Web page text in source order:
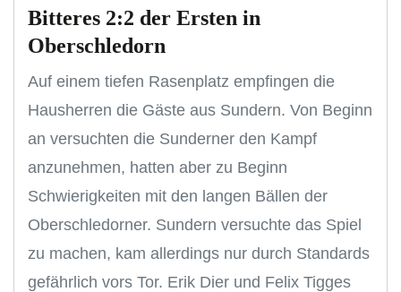
Bitteres 2:2 der Ersten in
Oberschledorn
Auf einem tiefen Rasenplatz empfingen die
Hausherren die Gäste aus Sundern. Von Beginn
an versuchten die Sunderner den Kampf
anzunehmen, hatten aber zu Beginn
Schwierigkeiten mit den langen Bällen der
Oberschledorner. Sundern versuchte das Spiel
zu machen, kam allerdings nur durch Standards
gefährlich vors Tor. Erik Dier und Felix Tigges